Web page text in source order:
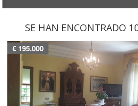
SE HAN ENCONTRADO
€ 195.000